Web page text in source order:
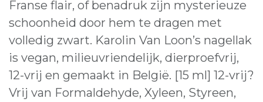
Franse flair, of benadruk zijn mysterieuze
schoonheid door hem te dragen met
volledig zwart. Karolin Van Loon’s nagellak
is vegan, milieuvriendelijk, dierproefvrij,
12-vrij en gemaakt in België. [15 ml] 12-vrij?
Vrij van Formaldehyde, Xyleen, Styreen,